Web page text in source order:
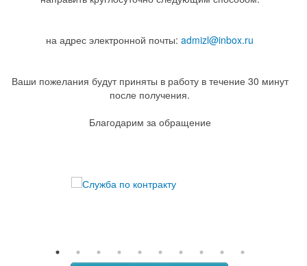
на адрес электронной почты: admizl@inbox.ru
Ваши пожелания будут приняты в работу в течение 30 минут
после получения.
Благодарим за обращение